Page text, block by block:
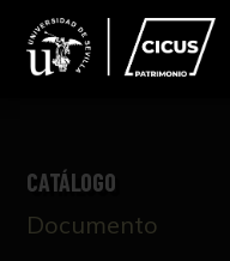
CATÁLOGO
Documento